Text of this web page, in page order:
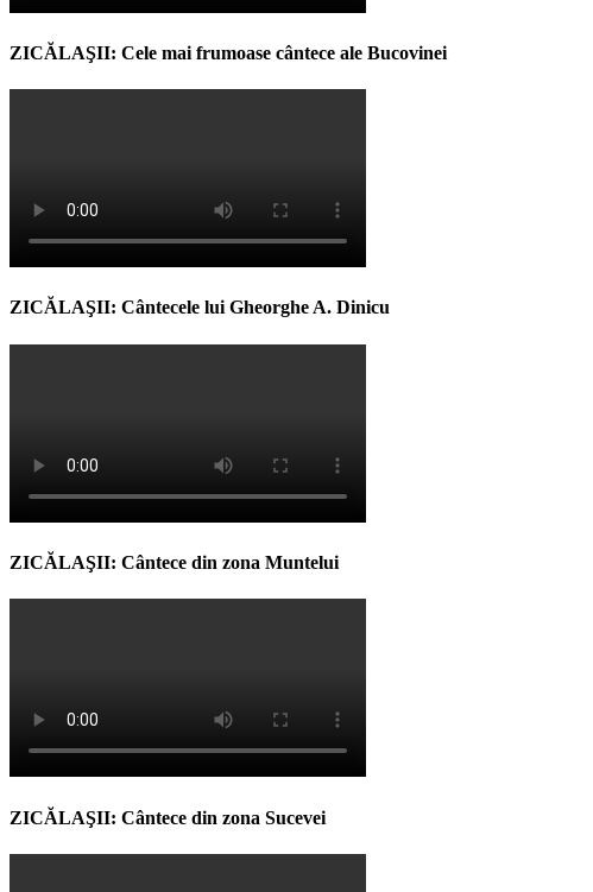
ZICĂLAŞII: Cele mai frumoase cântece ale Bucovinei
ZICĂLAŞII: Cântecele lui Gheorghe A. Dinicu
ZICĂLAŞII: Cântece din zona Muntelui
ZICĂLAŞII: Cântece din zona Sucevei